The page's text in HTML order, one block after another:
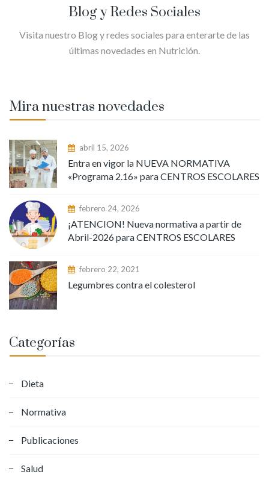
Blog y Redes Sociales
Visita nuestro Blog y redes sociales para enterarte de las
últimas novedades en Nutrición.
Mira nuestras novedades
abril 15, 2026
Entra en vigor la NUEVA NORMATIVA
«Programa 2.16» para CENTROS ESCOLARES
febrero 24, 2026
¡ATENCION! Nueva normativa a partir de
Abril-2026 para CENTROS ESCOLARES
febrero 22, 2021
Legumbres contra el colesterol
Categorías
Dieta
Normativa
Publicaciones
Salud